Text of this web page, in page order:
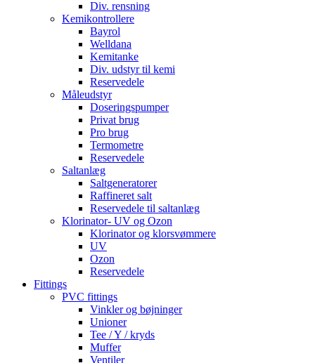
Div. rensning
Kemikontrollere
Bayrol
Welldana
Kemitanke
Div. udstyr til kemi
Reservedele
Måleudstyr
Doseringspumper
Privat brug
Pro brug
Termometre
Reservedele
Saltanlæg
Saltgeneratorer
Raffineret salt
Reservedele til saltanlæg
Klorinator- UV og Ozon
Klorinator og klorsvømmere
UV
Ozon
Reservedele
Fittings
PVC fittings
Vinkler og bøjninger
Unioner
Tee / Y / kryds
Muffer
Ventiler